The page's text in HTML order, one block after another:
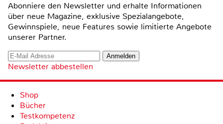
Abonniere den Newsletter und erhalte Informationen
über neue Magazine, exklusive Spezialangebote,
Gewinnspiele, neue Features sowie limitierte Angebote
unserer Partner.
Newsletter abbestellen
Shop
Bücher
Testkompetenz